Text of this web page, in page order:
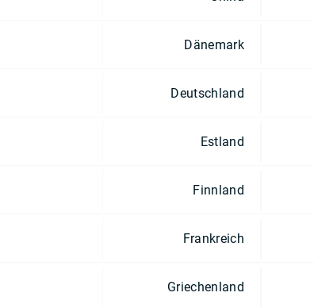
Dänemark
Deutschland
Estland
Finnland
Frankreich
Griechenland